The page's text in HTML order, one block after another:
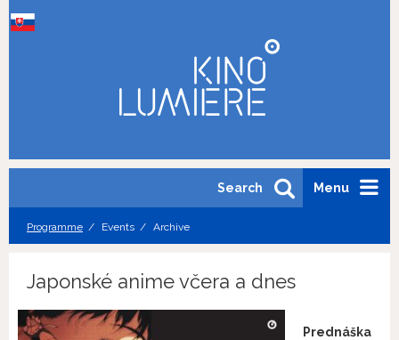
Menu
Search
Programme Events Archive
Japonské anime včera a dnes
Prednáška